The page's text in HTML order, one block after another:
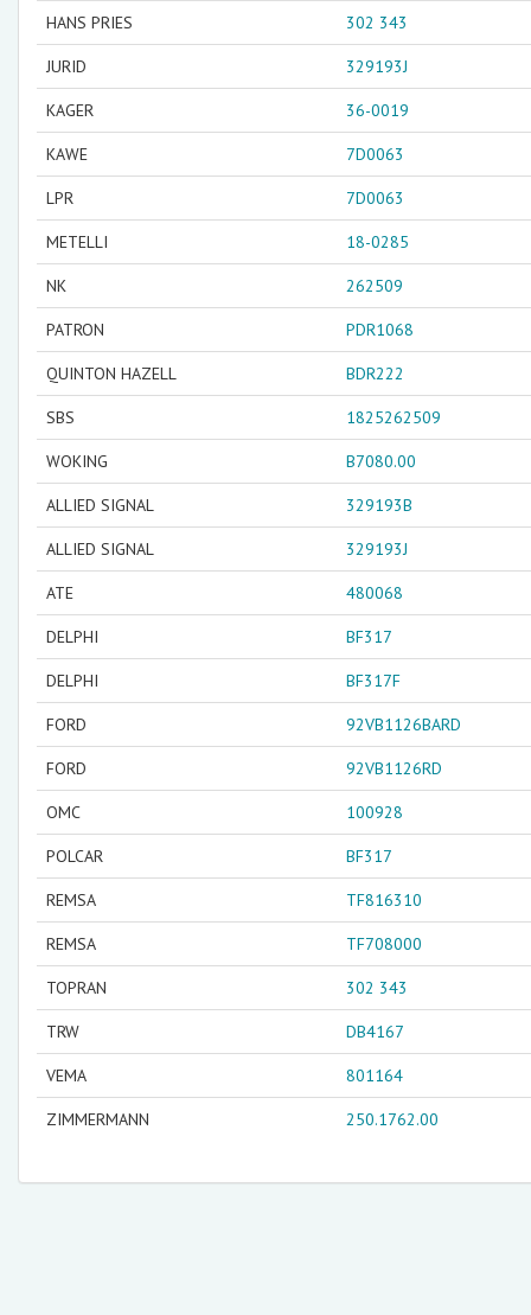
HANS PRIES 302 343
JURID 329193J
KAGER 36-0019
KAWE 7D0063
LPR 7D0063
METELLI 18-0285
NK 262509
PATRON PDR1068
QUINTON HAZELL BDR222
SBS 1825262509
WOKING B7080.00
ALLIED SIGNAL 329193B
ALLIED SIGNAL 329193J
ATE 480068
DELPHI BF317
DELPHI BF317F
FORD 92VB1126BARD
FORD 92VB1126RD
OMC 100928
POLCAR BF317
REMSA TF816310
REMSA TF708000
TOPRAN 302 343
TRW DB4167
VEMA 801164
ZIMMERMANN 250.1762.00